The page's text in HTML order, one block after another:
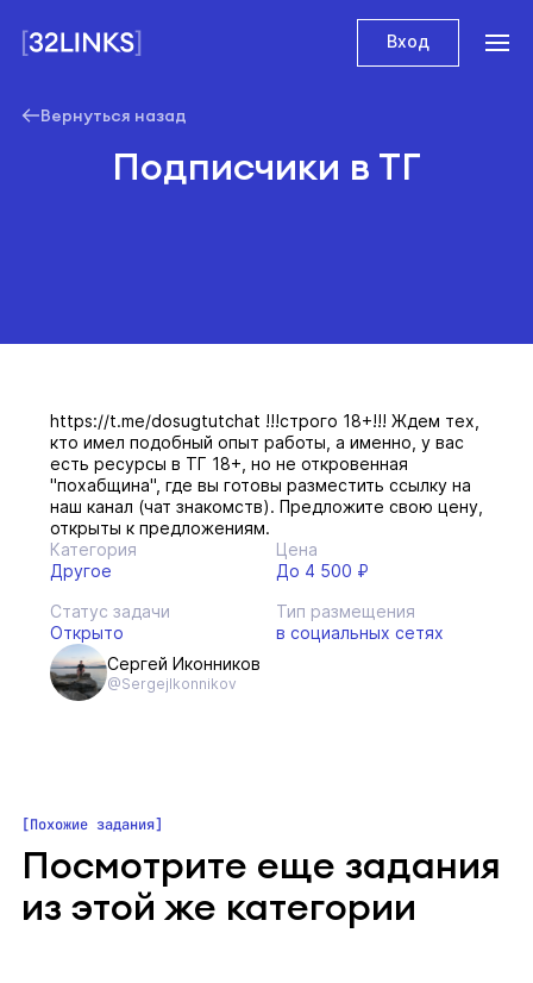
Вход
Вернуться назад
Подписчики в ТГ
https://t.me/dosugtutchat !!!строго 18+!!! Ждем тех,
кто имел подобный опыт работы, а именно, у вас
есть ресурсы в ТГ 18+, но не откровенная
"похабщина", где вы готовы разместить ссылку на
наш канал (чат знакомств). Предложите свою цену,
открыты к предложениям.
Категория
Другое
Цена
До 4 500 ₽
Статус задачи
Открыто
Тип размещения
в социальных сетях
Сергей Иконников
@SergejIkonnikov
Похожие задания
Посмотрите еще задания
из этой же категории